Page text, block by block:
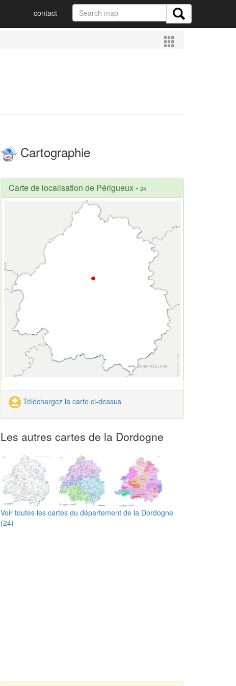
contact
Cartographie
Carte de localisation de Périgueux- 24
Téléchargez la carte ci-dessus
Les autres cartes de la Dordogne
Voir toutes les cartes du département de la Dordogne
(24)